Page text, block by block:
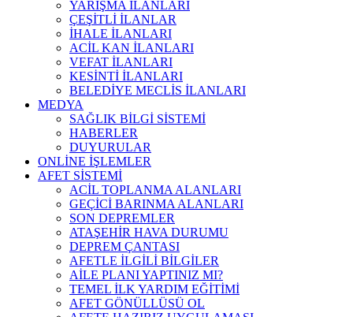
YARIŞMA İLANLARI
ÇEŞİTLİ İLANLAR
İHALE İLANLARI
ACİL KAN İLANLARI
VEFAT İLANLARI
KESİNTİ İLANLARI
BELEDİYE MECLİS İLANLARI
MEDYA
SAĞLIK BİLGİ SİSTEMİ
HABERLER
DUYURULAR
ONLİNE İŞLEMLER
AFET SİSTEMİ
ACİL TOPLANMA ALANLARI
GEÇİCİ BARINMA ALANLARI
SON DEPREMLER
ATAŞEHİR HAVA DURUMU
DEPREM ÇANTASI
AFETLE İLGİLİ BİLGİLER
AİLE PLANI YAPTINIZ MI?
TEMEL İLK YARDIM EĞİTİMİ
AFET GÖNÜLLÜSÜ OL